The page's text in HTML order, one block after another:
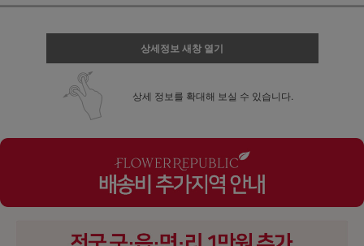
상세정보 새창 열기
상세 정보를 확대해 보실 수 있습니다.